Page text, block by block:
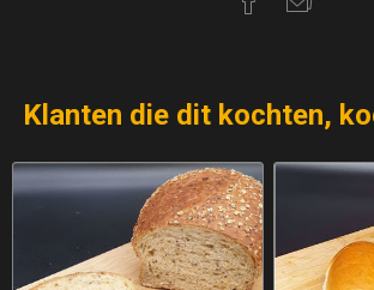
Klanten die dit kochten,